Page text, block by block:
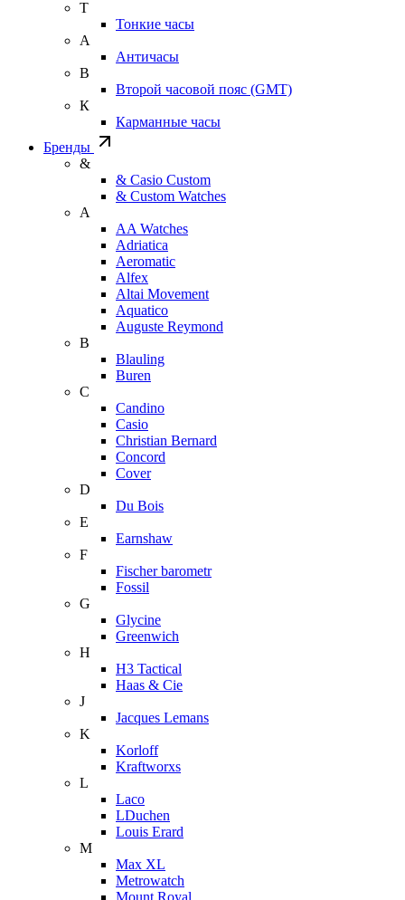
Т
Тонкие часы
А
Античасы
В
Второй часовой пояс (GMT)
К
Карманные часы
Бренды
&
& Casio Custom
& Custom Watches
A
AA Watches
Adriatica
Aeromatic
Alfex
Altai Movement
Aquatico
Auguste Reymond
B
Blauling
Buren
C
Candino
Casio
Christian Bernard
Concord
Cover
D
Du Bois
E
Earnshaw
F
Fischer barometr
Fossil
G
Glycine
Greenwich
H
H3 Tactical
Haas & Cie
J
Jacques Lemans
K
Korloff
Kraftworxs
L
Laco
LDuchen
Louis Erard
M
Max XL
Metrowatch
Mount Royal